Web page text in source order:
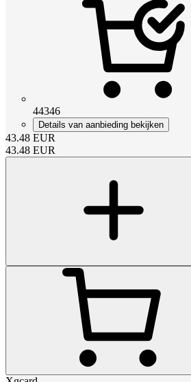
44346
Details van aanbieding bekijken
43.48 EUR
43.48 EUR